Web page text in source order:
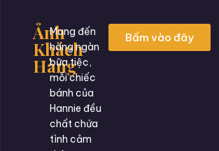
Ảnh
Khách
Hàng
Mang đến
hàng ngàn
bữa tiệc,
mỗi chiếc
bánh của
Hannie đều
chất chứa
tình cảm
Bấm vào đây